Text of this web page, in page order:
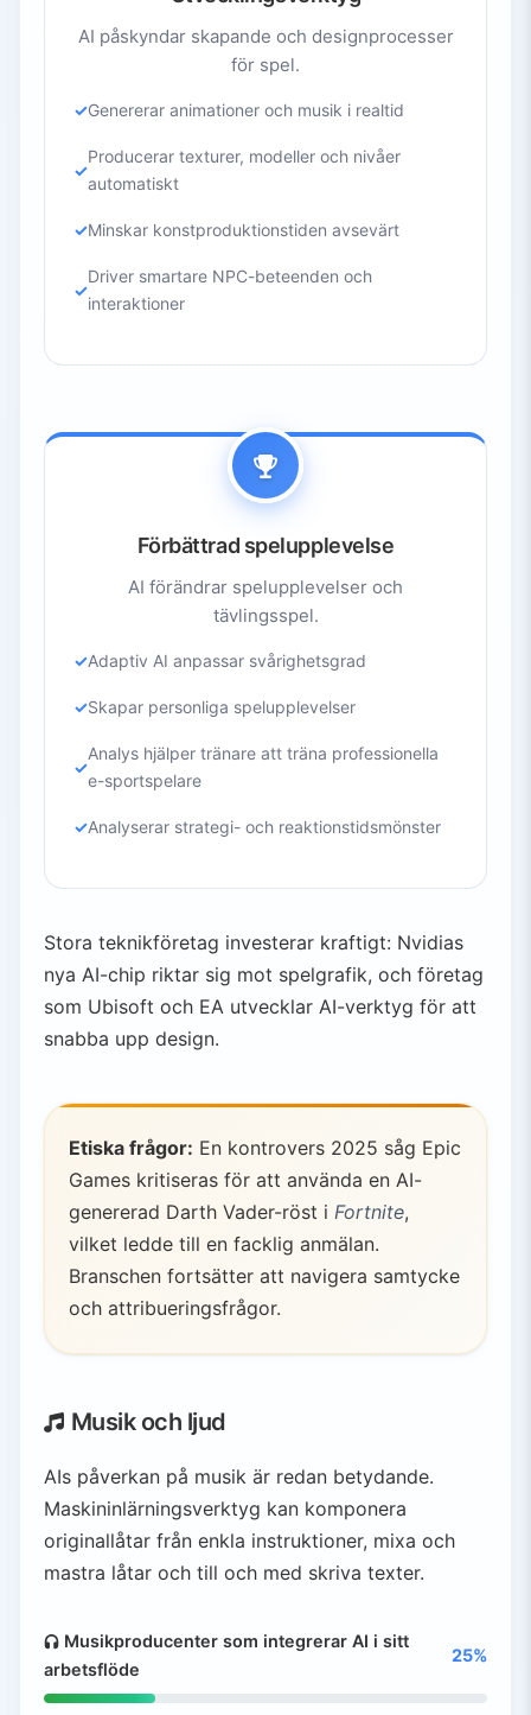
AI påskyndar skapande och designprocesser
för spel.
Genererar animationer och musik i realtid
Producerar texturer, modeller och nivåer
automatiskt
Minskar konstproduktionstiden avsevärt
Driver smartare NPC-beteenden och
interaktioner
Förbättrad spelupplevelse
AI förändrar spelupplevelser och
tävlingsspel.
Adaptiv AI anpassar svårighetsgrad
Skapar personliga spelupplevelser
Analys hjälper tränare att träna professionella
e-sportspelare
Analyserar strategi- och reaktionstidsmönster
Stora teknikföretag investerar kraftigt: Nvidias
nya AI-chip riktar sig mot spelgrafik, och företag
som Ubisoft och EA utvecklar AI-verktyg för att
snabba upp design.
Etiska frågor: En kontrovers 2025 såg Epic
Games kritiseras för att använda en AI-
genererad Darth Vader-röst i Fortnite,
vilket ledde till en facklig anmälan.
Branschen fortsätter att navigera samtycke
och attribueringsfrågor.
Musik och ljud
AIs påverkan på musik är redan betydande.
Maskininlärningsverktyg kan komponera
originallåtar från enkla instruktioner, mixa och
mastra låtar och till och med skriva texter.
Musikproducenter som integrerar AI i sitt
arbetsflöde
25%